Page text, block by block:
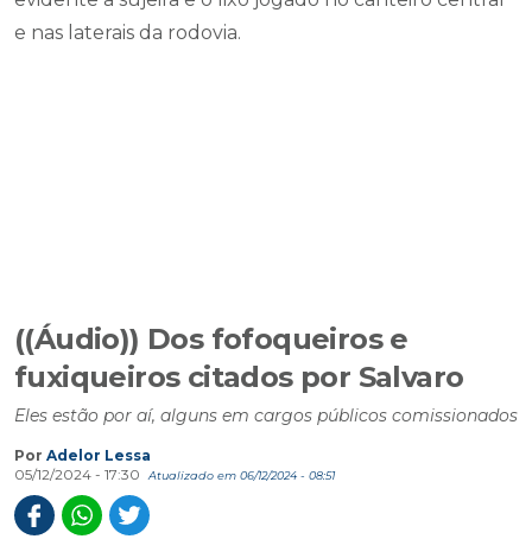
e nas laterais da rodovia.
((Áudio)) Dos fofoqueiros e
fuxiqueiros citados por Salvaro
Eles estão por aí, alguns em cargos públicos comissionados
Por Adelor Lessa
05/12/2024 - 17:30
Atualizado em 06/12/2024 - 08:51